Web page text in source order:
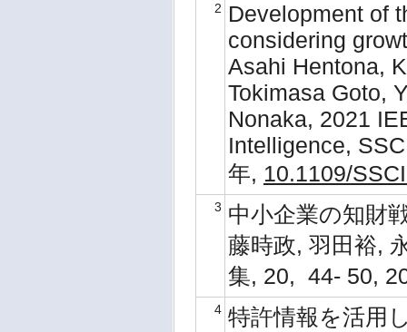
2
Development of
considering
Asahi Hentona,
Tokimasa Goto,
Nonaka, 2021
Intelligence,
年, 10.1109/
3 中小企業の知財
藤時政, 羽田裕,
集, 20, 44- 50,
4 特許情報を活用